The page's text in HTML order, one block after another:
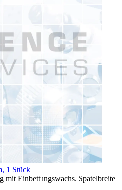
1 Stück
mit Einbettungswachs. Spatelbreite